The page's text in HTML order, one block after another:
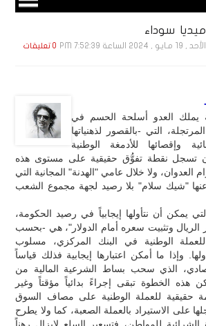
سوداء
الأحد , 19 مـايـو , 2024 الساعة 7:52:39 PM 0 تعليقات
يملك العدو أسلحة الحسم في
التي -بالقصور لذهنياتها
وإقصائها للأدمغة الوطنية
تسجل نقطة تفوُّق حقيقية على مستوى هذه
العدوان، ولا خلال عامي "الهدنة" المجانية التي
"شيك سلام" بلا رصيد لجهة مجموع الشعب
يمكن أن نتأولها إيجابياً في رصيد الحكومة،
الريال وتثبيت سعره أمام الدولار"، هي -بحسب
الوطنية في البنك المركزي، مسلوب
وإذا ما أمكن اعتبارها إيجابية فذلك قياساً
الذي سحب بساط الشرعية المالية من
هذه الخطوة تبقى إجراءً بدائياً مؤقتاً وغير
حقيقية للعملة الوطنية على مصاف السوق
على الاستيراد بالعملة الصعبة، كما ولا يطرح